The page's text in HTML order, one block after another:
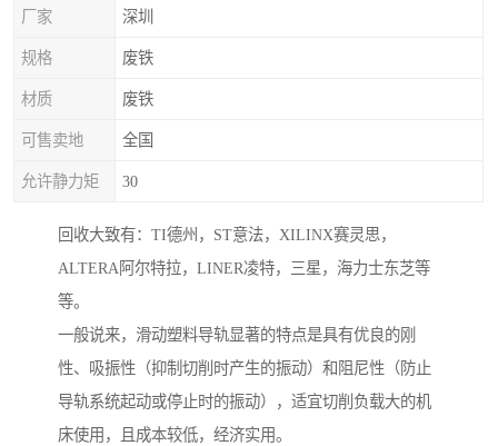
厂家 深圳
规格 废铁
材质 废铁
可售卖地 全国
允许静力矩 30
回收大致有：TI德州，ST意法，XILINX赛灵思，
ALTERA阿尔特拉，LINER凌特，三星，海力士东芝等
等。
一般说来，滑动塑料导轨显著的特点是具有优良的刚
性、吸振性（抑制切削时产生的振动）和阻尼性（防止
导轨系统起动或停止时的振动），适宜切削负载大的机
床使用，且成本较低，经济实用。